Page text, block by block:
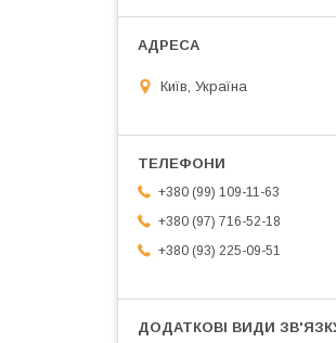
Київ, Україна
+380 (99) 109-11-63
+380 (97) 716-52-18
+380 (93) 225-09-51